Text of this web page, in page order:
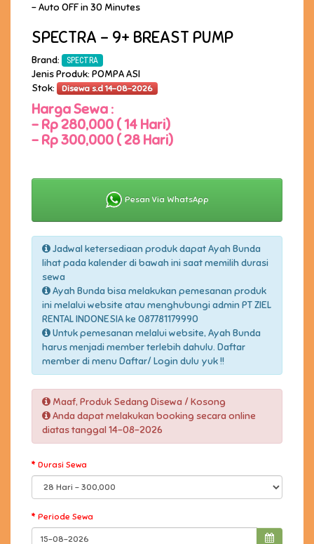
- Auto OFF in 30 Minutes
SPECTRA - 9+ BREAST PUMP
Brand: SPECTRA
Jenis Produk: POMPA ASI
Stok:
Disewa s.d 14-08-2026
Harga Sewa :
- Rp 280,000 ( 14 Hari)
- Rp 300,000 ( 28 Hari)
Pesan Via WhatsApp
Jadwal ketersediaan produk dapat Ayah Bunda
lihat pada kalender di bawah ini saat memilih durasi
sewa
Ayah Bunda bisa melakukan pemesanan produk
ini melalui website atau menghubungi admin PT ZIEL
RENTAL INDONESIA ke 087781179990
Untuk pemesanan melalui website, Ayah Bunda
harus menjadi member terlebih dahulu. Daftar
member di menu Daftar/ Login dulu yuk !!
Maaf, Produk Sedang Disewa / Kosong
Anda dapat melakukan booking secara online
diatas tanggal 14-08-2026
Durasi Sewa
Periode Sewa